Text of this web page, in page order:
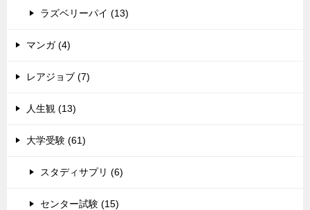
ラズベリーパイ (13)
マンガ (4)
レアジョブ (7)
人生観 (13)
大学受験 (61)
スタディサプリ (6)
センター試験 (15)